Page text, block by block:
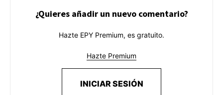
¿Quieres añadir un nuevo comentario?
Hazte EPY Premium, es gratuito.
Hazte Premium
INICIAR SESIÓN